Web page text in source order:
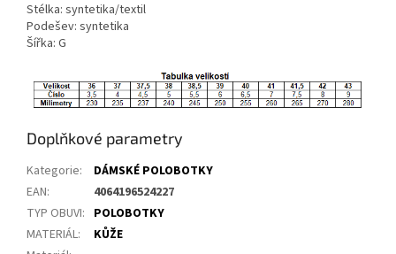
Stélka: syntetika/textil
Podešev: syntetika
Šířka: G
Doplňkové parametry
Kategorie:
DÁMSKÉ POLOBOTKY
EAN:
4064196524227
TYP OBUVI: POLOBOTKY
MATERIÁL:
KŮŽE